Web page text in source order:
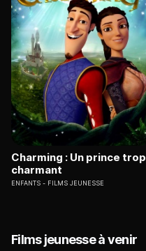
Charming : Un prince trop
charmant
ENFANTS FILMS JEUNESSE
Films jeunesse à venir